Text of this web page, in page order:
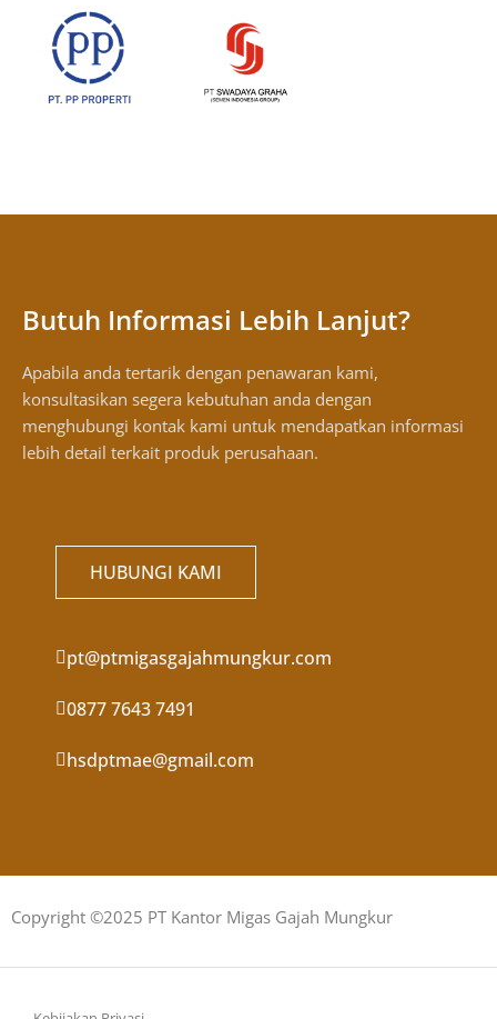
Butuh Informasi Lebih Lanjut?
Apabila anda tertarik dengan penawaran kami,
konsultasikan segera kebutuhan anda dengan
menghubungi kontak kami untuk mendapatkan informasi
lebih detail terkait produk perusahaan.
HUBUNGI KAMI
pt@ptmigasgajahmungkur.com
0877 7643 7491
hsdptmae@gmail.com
Copyright ©2025 PT Kantor Migas Gajah Mungkur